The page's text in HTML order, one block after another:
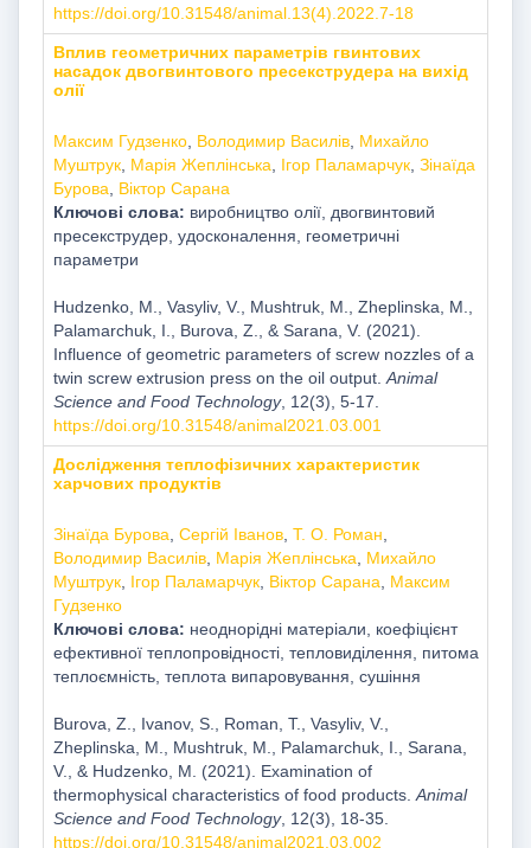
https://doi.org/10.31548/animal.13(4).2022.7-18
Вплив геометричних параметрів гвинтових
насадок двогвинтового пресекструдера на вихід
олії
Mаксим Гудзенко, Володимир Василів, Михайло
Муштрук, Марія Жеплінська Ігор Паламарчук, Зінаїда
Бурова
Віктор Сарана
Ключові слова: виробництво олії, двогвинтовий
пресекструдер, удосконалення, геометричні
параметри
Hudzenko, M., Vasyliv, V., Mushtruk, M., Zheplinska, M.,
Palamarchuk, I., Burova, Z., & Sarana, V. (2021).
Influence of geometric parameters of screw nozzles of a
twin screw extrusion press on the oil output. Animal
Science and Food Technology, 12(3), 5-17.
https://doi.org/10.31548/animal2021.03.001
Дослідження теплофізичних характеристик
харчових продуктів
Зінаїда Бурова Сергій Іванов, Т. О. Роман
Володимир Василів, Марія Жеплінська
Михайло
Муштрук, Ігор Паламарчук, Віктор Сарана
Mаксим
Гудзенко
Ключові слова: неоднорідні матеріали, коефіцієнт
ефективної теплопровідності, тепловиділення, питома
теплоємність, теплота випаровування, сушіння
Burova, Z., Ivanov, S., Roman, T., Vasyliv, V.,
Zheplinska, M., Mushtruk, M., Palamarchuk, I., Sarana,
V., & Hudzenko, M. (2021). Examination of
thermophysical characteristics of food products. Animal
Science and Food Technology, 12(3), 18-35.
https://doi.org/10.31548/animal2021.03.002